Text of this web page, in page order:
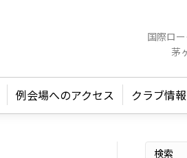
国際ロ
茅
例会場へのアクセス クラブ情報